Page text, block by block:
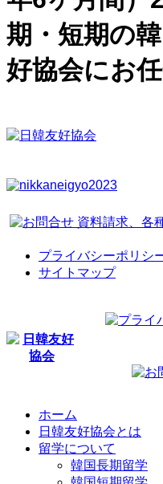
期・短期の
好協会にお
プライバシーポリシ
サイトマップ
ホーム
日韓友好協会とは
留学について
韓国長期留学